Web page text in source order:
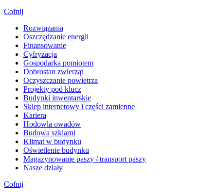
Cofnij
Rozwiązania
​Oszczędzanie energii
Finansowanie
Cyfryzacja
Gospodarka pomiotem
Dobrostan zwierząt
Oczyszczanie powietrza
Projekty pod klucz
Budynki inwentarskie
Sklep internetowy i części zamienne
Kariera
Hodowla owadów
Budowa szklarni
Klimat w budynku
Oświetlenie budynku
Magazynowanie paszy / transport paszy
Nasze działy
Cofnij